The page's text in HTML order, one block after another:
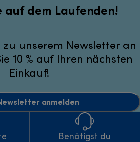
auf dem Laufenden!
zu unserem Newsletter an
10 % auf Ihren nächsten
Einkauf!
anmelden
Benötigst du